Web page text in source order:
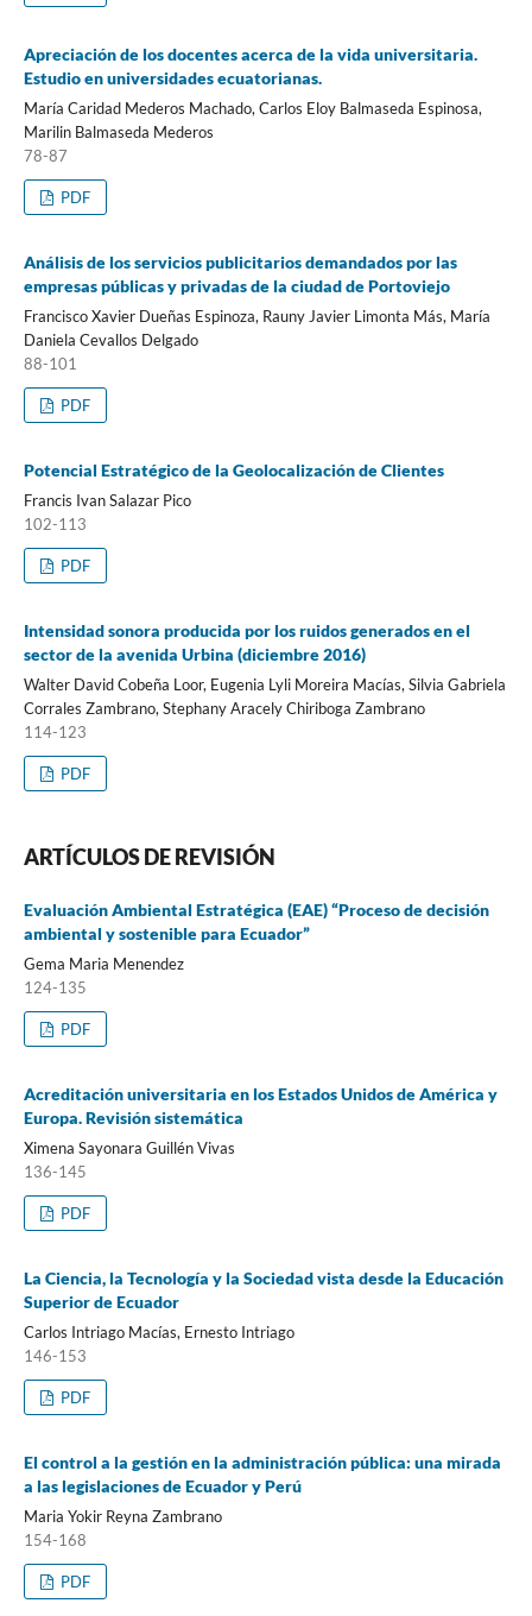
Apreciación de los docentes acerca de la vida universitaria.
Estudio en universidades ecuatorianas.
María Caridad Mederos Machado, Carlos Eloy Balmaseda Espinosa,
Marilin Balmaseda Mederos
78-87
PDF
Análisis de los servicios publicitarios demandados por las
empresas públicas y privadas de la ciudad de Portoviejo
Francisco Xavier Dueñas Espinoza, Rauny Javier Limonta Más, María
Daniela Cevallos Delgado
88-101
PDF
Potencial Estratégico de la Geolocalización de Clientes
Francis Ivan Salazar Pico
102-113
PDF
Intensidad sonora producida por los ruidos generados en el
sector de la avenida Urbina (diciembre 2016)
Walter David Cobeña Loor, Eugenia Lyli Moreira Macías, Silvia Gabriela
Corrales Zambrano, Stephany Aracely Chiriboga Zambrano
114-123
PDF
ARTÍCULOS DE REVISIÓN
Evaluación Ambiental Estratégica (EAE) “Proceso de decisión
ambiental y sostenible para Ecuador”
Gema Maria Menendez
124-135
PDF
Acreditación universitaria en los Estados Unidos de América y
Europa. Revisión sistemática
Ximena Sayonara Guillén Vivas
136-145
PDF
La Ciencia, la Tecnología y la Sociedad vista desde la Educación
Superior de Ecuador
Carlos Intriago Macías, Ernesto Intriago
146-153
PDF
El control a la gestión en la administración pública: una mirada
a las legislaciones de Ecuador y Perú
Maria Yokir Reyna Zambrano
154-168
PDF